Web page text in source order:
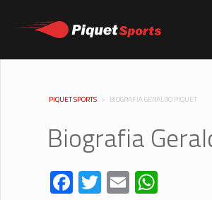
PIQUET SPORTS > BIOGRAFIA GERALDO PIQUET
Biografia
Facebook
Twitter
Email